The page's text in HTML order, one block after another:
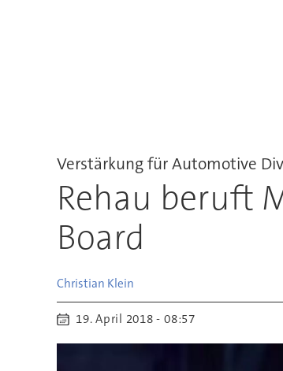
Verstärkung für Automotive
Rehau beruft
Board
Christian Klein
19. April 2018 - 08:57